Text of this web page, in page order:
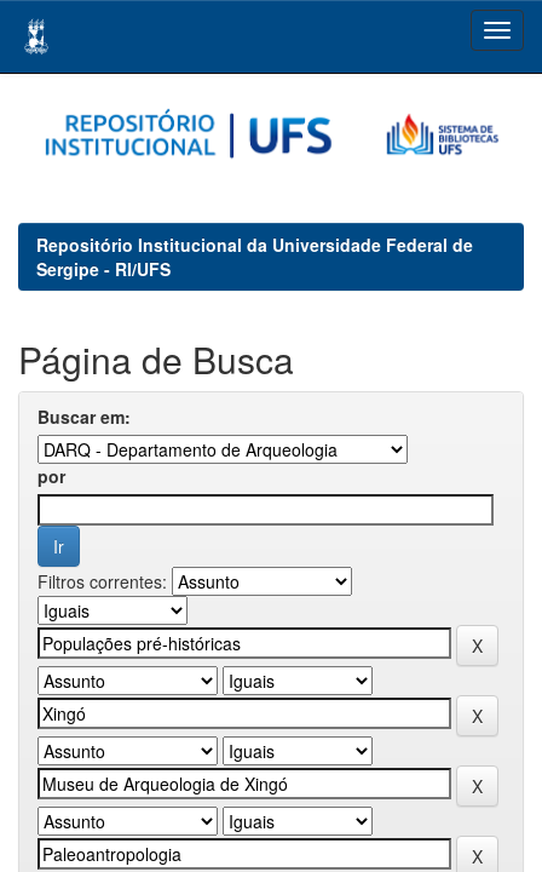
navigation
Repositório Institucional da Universidade Federal de
Sergipe - RI/UFS
Página de Busca
Buscar em:
por
Filtros correntes: